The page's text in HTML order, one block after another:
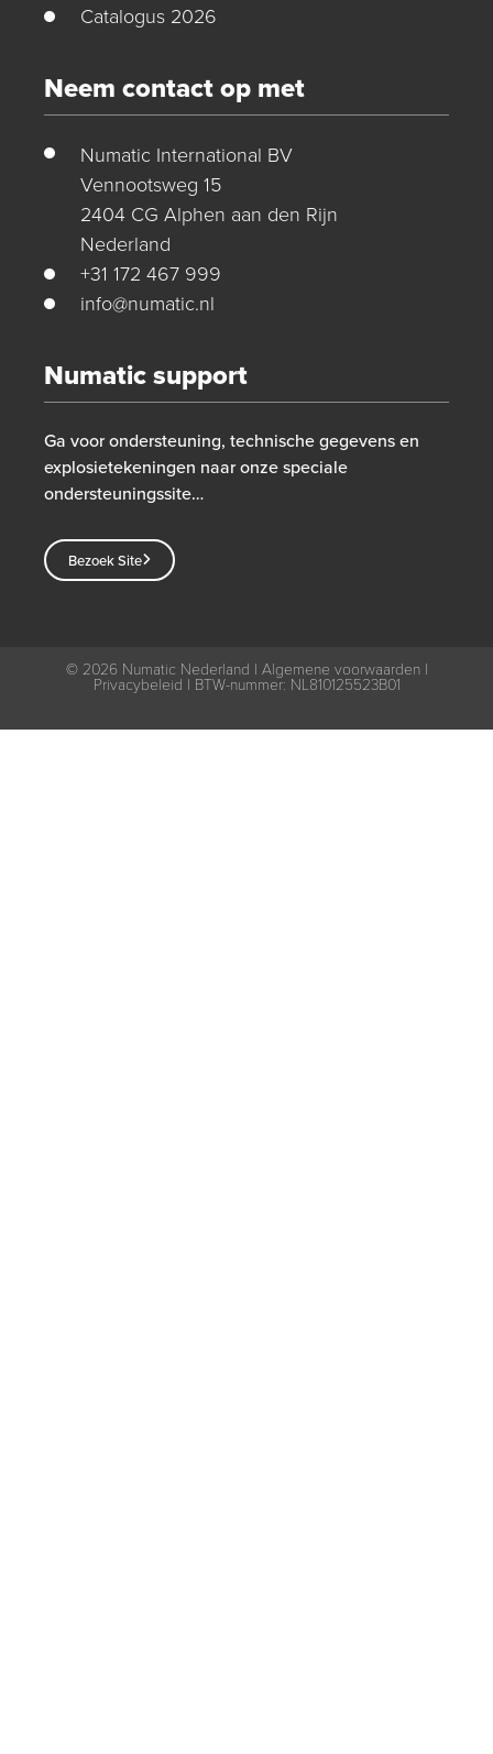
Catalogus 2026
Neem contact op met
Numatic International BV
Vennootsweg 15
2404 CG Alphen aan den Rijn
Nederland
+31 172 467 999
info@numatic.nl
Numatic support
Ga voor ondersteuning, technische gegevens en
explosietekeningen naar onze speciale
ondersteuningssite…
Bezoek Site
© 2026 Numatic Nederland | Algemene voorwaarden|
Privacybeleid | BTW-nummer: NL810125523B01